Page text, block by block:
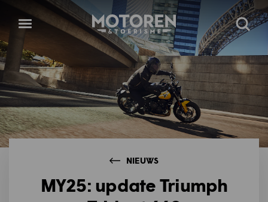
Open
Homepage Zoeken
NIEUWS
MY25: update Triumph